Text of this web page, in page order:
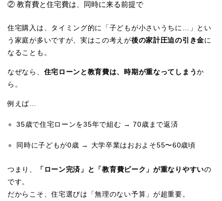
② 教育費と住宅費は、同時に来る前提で
住宅購入は、タイミング的に「子どもが小さいうちに…」とい
う家庭が多いですが、実はこの考えが後の家計圧迫の引き金に
なることも。
なぜなら、 住宅ローンと教育費は、時期が重なってしまうか
ら。
例えば…
35歳で住宅ローンを35年で組む → 70歳まで返済
同時に子どもが0歳 → 大学卒業はおおよそ55〜60歳頃
つまり、 「ローン完済」と「教育費ピーク」が重なりやすいの
です。
だからこそ、住宅選びは「無理のない予算」が超重要。